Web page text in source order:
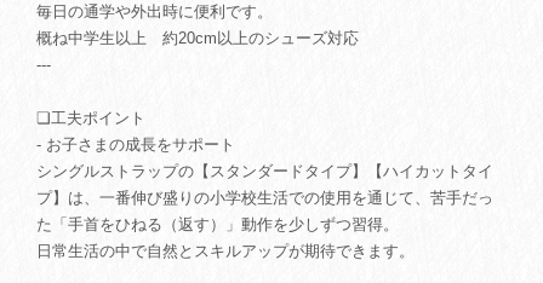
毎日の通学や外出時に便利です。
概ね中学生以上 約20cm以上のシューズ対応
---
❏工夫ポイント
- お子さまの成長をサポート
シングルストラップの【スタンダードタイプ】【ハイカットタイ
プ】は、一番伸び盛りの小学校生活での使用を通じて、苦手だっ
た「手首をひねる（返す）」動作を少しずつ習得。
日常生活の中で自然とスキルアップが期待できます。